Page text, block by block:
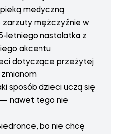
medyczną
zarzuty mężczyźnie w
letniego nastolatka z
akcentu
dotyczące przeżytej
sposób dzieci uczą się
nawet tego nie
bo nie chcę